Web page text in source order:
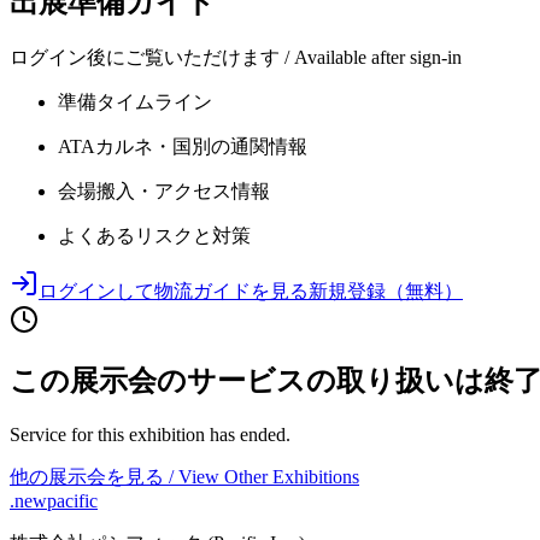
ログイン後にご覧いただけます / Available after sign-in
準備タイムライン
ATAカルネ・国別の通関情報
会場搬入・アクセス情報
よくあるリスクと対策
ログインして物流ガイドを見る新規登録（無料）
この展示会のサービスの取り扱いは終
Service for this exhibition has ended.
他の展示会を見る / View Other Exhibitions
.newpacific